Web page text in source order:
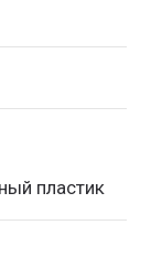
пластик